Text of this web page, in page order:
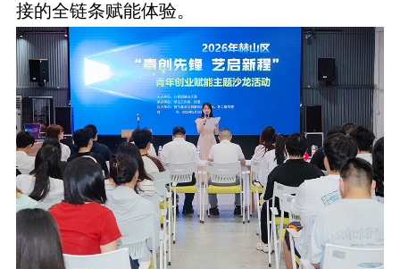
接的全链条赋能体验。